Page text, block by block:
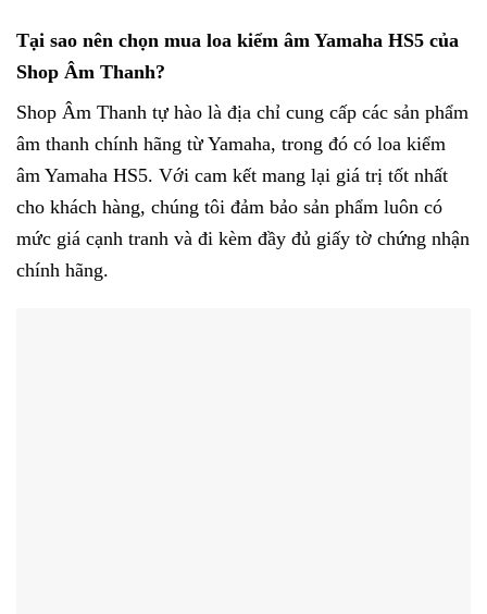
Tại sao nên chọn mua loa kiểm âm Yamaha HS5 của
Shop Âm Thanh?
Shop Âm Thanh tự hào là địa chỉ cung cấp các sản phẩm
âm thanh chính hãng từ Yamaha, trong đó có loa kiểm
âm Yamaha HS5. Với cam kết mang lại giá trị tốt nhất
cho khách hàng, chúng tôi đảm bảo sản phẩm luôn có
mức giá cạnh tranh và đi kèm đầy đủ giấy tờ chứng nhận
chính hãng.